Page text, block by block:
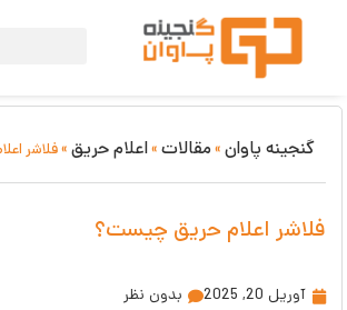
گنجینه پاوان» مقالات»اعلام حریق»فلاشر
فلاشر اعلام حریق چیست؟
آوریل 20, 2025 بدون نظر